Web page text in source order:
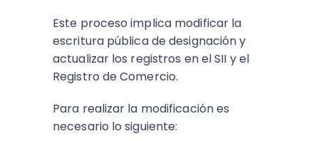
Este proceso implica modificar la
escritura pública de designación y
actualizar los registros en el SII y el
Registro de Comercio.
Para realizar la modificación es
necesario lo siguiente: